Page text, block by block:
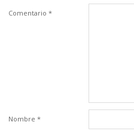
Comentario *
Nombre *